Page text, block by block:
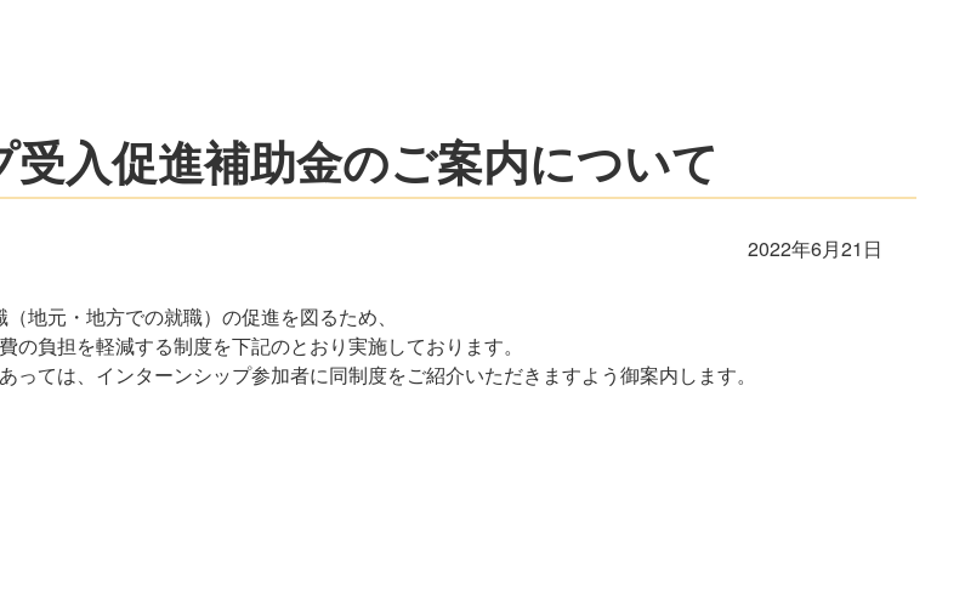
入促進補助金のご案内について
2022年6月21日
地元・地方での就職）の促進を図るため、
負担を軽減する制度を下記のとおり実施しております。
ては、インターンシップ参加者に同制度をご紹介いただきますよう御案内します。